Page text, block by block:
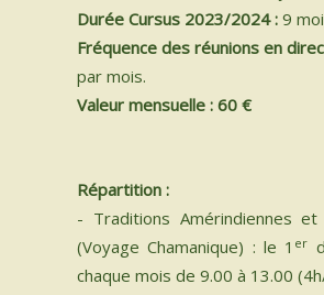
Durée Cursus 2023/2024 : 9
Fréquence des réunions en
par mois.
Valeur mensuelle : 60 €
Répartition :
- Traditions Amérindiennes et
(Voyage Chamanique) : le 1 er
chaque mois de 9.00 à 13.00